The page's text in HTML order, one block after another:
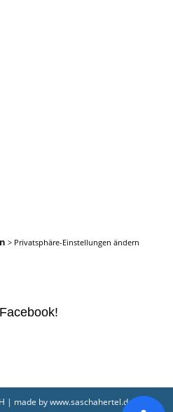
> Privatsphäre-Einstellungen ändern
| made bywww.saschahertel.de